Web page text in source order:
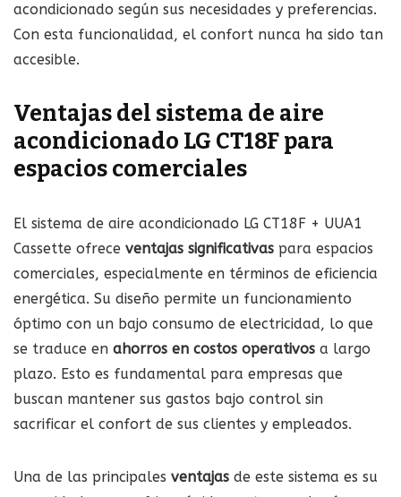
acondicionado según sus necesidades y preferencias.
Con esta funcionalidad, el confort nunca ha sido tan
accesible.
Ventajas del sistema de aire
acondicionado LG CT18F para
espacios comerciales
El sistema de aire acondicionado LG CT18F + UUA1
Cassette ofrece ventajas significativas para espacios
comerciales, especialmente en términos de eficiencia
energética. Su diseño permite un funcionamiento
óptimo con un bajo consumo de electricidad, lo que
se traduce en ahorros en costos operativos a largo
plazo. Esto es fundamental para empresas que
buscan mantener sus gastos bajo control sin
sacrificar el confort de sus clientes y empleados.
Una de las principales ventajas de este sistema es su